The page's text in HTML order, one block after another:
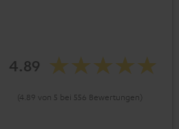
4.89
(4.89 von 5 bei 556 Bewertungen)